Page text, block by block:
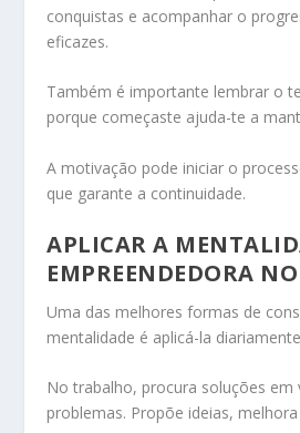
conquistas e acompanhar o
eficazes.
Também é importante lembrar o
porque começaste ajuda-te a
A motivação pode iniciar o
que garante a continuidade.
APLICAR A
EMPREENDEDORA
Uma das melhores formas de
mentalidade é aplicá-la
No trabalho, procura soluções em
problemas. Propõe ideias,